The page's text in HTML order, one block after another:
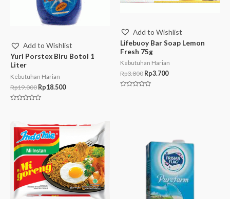
Add to Wishlist
Yuri Porstex Biru Botol 1
Liter
Kebutuhan Harian
Rp19.000 Rp18.500
5
Add to Wishlist
Lifebuoy Bar Soap Lemon
Fresh 75g
Kebutuhan Harian
Rp3.800 Rp3.700